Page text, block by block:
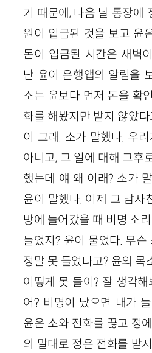
기 때문에, 다음 날 통장에
원이 입금된 것을 보고 윤
돈이 입금된 시간은 새벽
난 윤이 은행앱의 알림을
소는 윤보다 먼저 돈을 확
화를 해봤지만 받지 않았
이 그래. 소가 말했다. 우
아니고, 그 일에 대해 그후
했는데 얘 왜 이래? 소가
윤이 말했다. 어제 그 남자
방에 들어갔을 때 비명 소
들었지? 윤이 물었다. 무슨
정말 못 들었다고? 윤의 목
어떻게 못 들어? 잘 생각
어? 비명이 났으면 내가
윤은 소와 전화를 끊고 정
의 말대로 정은 전화를 받